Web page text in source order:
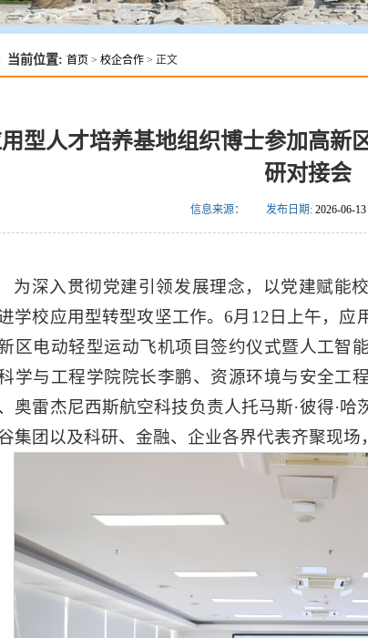
当前位置: 首页 > 校企合作 > 正文
型人才培养基地组织博士参加高新
研对接会
信息来源： 发布日期: 2026-06-13
为深入贯彻党建引领发展理念，以党建赋能
学校应用型转型攻坚工作。6月12日上午，应
区电动轻型运动飞机项目签约仪式暨人工智
学与工程学院院长李鹏、资源环境与安全工
奥雷杰尼西斯航空科技负责人托马斯·彼得·哈
集团以及科研、金融、企业各界代表齐聚现场